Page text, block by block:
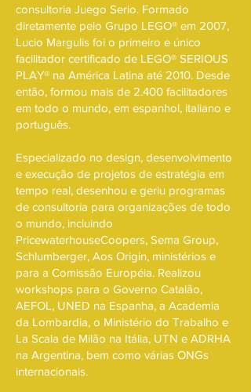
consultoria Juego Serio. Formado
diretamente pelo Grupo LEGO® em 2007,
Lucio Margulis foi o primeiro e único
facilitador certificado de LEGO® SERIOUS
PLAY® na América Latina até 2010. Desde
então, formou mais de 2.400 facilitadores
em todo o mundo, em espanhol, italiano e
português.
Especializado no design, desenvolvimento
e execução de projetos de estratégia em
tempo real, desenhou e geriu programas
de consultoria para organizações de todo
o mundo, incluindo
PricewaterhouseCoopers, Sema Group,
Schlumberger, Aos Origin, ministérios e
para a Comissão Européia. Realizou
workshops para o Governo Catalão,
AEFOL, UNED na Espanha, a Academia
da Lombardia, o Ministério do Trabalho e
La Scala de Milão na Itália, UTN e ADRHA
na Argentina, bem como várias ONGs
internacionais.